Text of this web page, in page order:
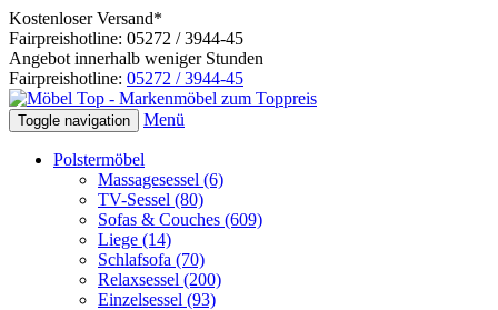
Kostenloser Versand*
Fairpreishotline: 05272 / 3944-45
Angebot innerhalb weniger Stunden
Fairpreishotline: 05272 / 3944-45
Toggle navigation Menü
Polstermöbel
Massagesessel (6)
TV-Sessel (80)
Sofas & Couches (609)
Liege (14)
Schlafsofa (70)
Relaxsessel (200)
Einzelsessel (93)